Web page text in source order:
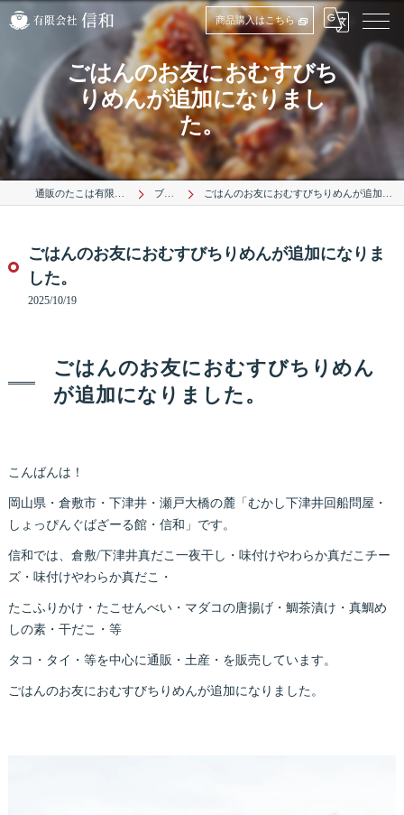
商品購入はこちら
ごはんのお友におむすびち
りめんが追加になりまし
た。
ブログ ごはんのお友におむすびちりめんが追加になりました。
ごはんのお友におむすびちりめんが追加になりま
した。
2025/10/19
ごはんのお友におむすびちりめん
が追加になりました。
こんばんは！
岡山県・倉敷市・下津井・瀬戸大橋の麓「むかし下津井回船問屋・
しょっぴんぐばざーる館・信和」です。
信和では、倉敷/下津井真だこ一夜干し・味付けやわらか真だこチー
ズ・味付けやわらか真だこ・
たこふりかけ・たこせんべい・マダコの唐揚げ・鯛茶漬け・真鯛め
しの素・干だこ・等
タコ・タイ・等を中心に通販・土産・を販売しています。
ごはんのお友におむすびちりめんが追加になりました。